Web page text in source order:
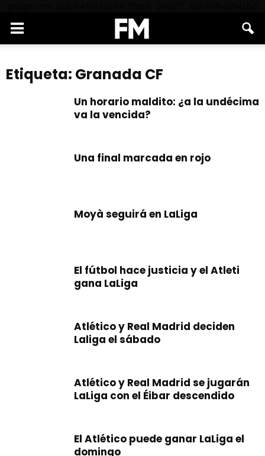
Etiqueta: Granada CF
Un horario maldito: ¿a la undécima
va la vencida?
Una final marcada en rojo
Moyà seguirá en LaLiga
El fútbol hace justicia y el Atleti
gana LaLiga
Atlético y Real Madrid deciden
Laliga el sábado
Atlético y Real Madrid se jugarán
LaLiga con el Éibar descendido
El Atlético puede ganar LaLiga el
domingo